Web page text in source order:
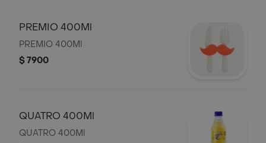
PREMIO 400Ml
PREMIO 400Ml
$ 7900
QUATRO 400Ml
QUATRO 400Ml